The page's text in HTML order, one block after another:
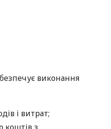
виконання
і витрат;